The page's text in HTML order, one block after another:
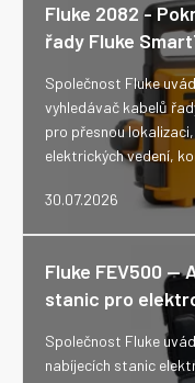
Fluke 2082 -
řady Fluke
30.07.2026
Společnost Fluke
vyhledávač kabelů
pro přesnou
elektrických vedení,
Fluke FEV500 --
stanic pro
Společnost Fluke
nabíjecích stanic